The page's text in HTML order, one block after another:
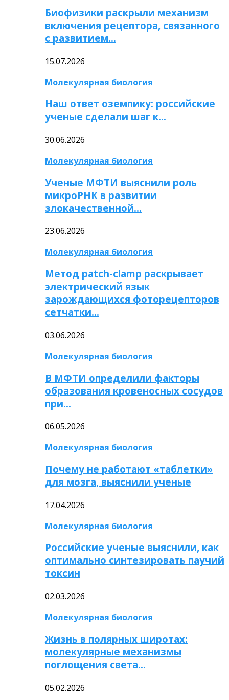
Биофизики раскрыли механизм
включения рецептора, связанного
с развитием…
15.07.2026
Молекулярная биология
Наш ответ оземпику: российские
ученые сделали шаг к…
30.06.2026
Молекулярная биология
Ученые МФТИ выяснили роль
микроРНК в развитии
злокачественной…
23.06.2026
Молекулярная биология
Метод patch-clamp раскрывает
электрический язык
зарождающихся фоторецепторов
сетчатки…
03.06.2026
Молекулярная биология
В МФТИ определили факторы
образования кровеносных сосудов
при…
06.05.2026
Молекулярная биология
Почему не работают «таблетки»
для мозга, выяснили ученые
17.04.2026
Молекулярная биология
Российские ученые выяснили, как
оптимально синтезировать паучий
токсин
02.03.2026
Молекулярная биология
Жизнь в полярных широтах:
молекулярные механизмы
поглощения света…
05.02.2026